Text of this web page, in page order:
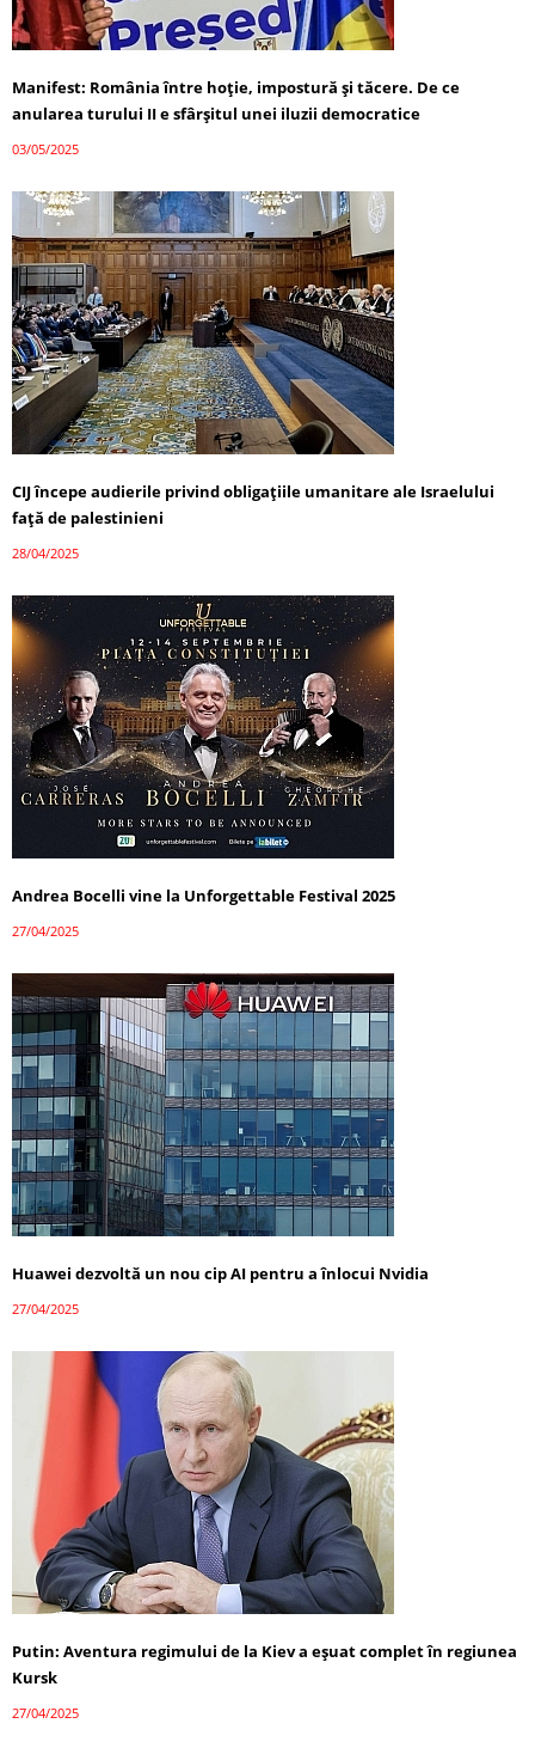
Manifest: România între hoție, impostură și tăcere. De ce
anularea turului II e sfârșitul unei iluzii democratice
03/05/2025
CIJ începe audierile privind obligațiile umanitare ale Israelului
față de palestinieni
28/04/2025
Andrea Bocelli vine la Unforgettable Festival 2025
27/04/2025
Huawei dezvoltă un nou cip AI pentru a înlocui Nvidia
27/04/2025
Putin: Aventura regimului de la Kiev a eșuat complet în regiunea
Kursk
27/04/2025